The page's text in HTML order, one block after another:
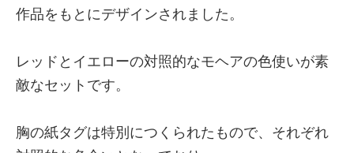
作品をもとにデザインされました。
レッドとイエローの対照的なモヘアの色使いが素
敵なセットです。
胸の紙タグは特別につくられたもので、それぞれ